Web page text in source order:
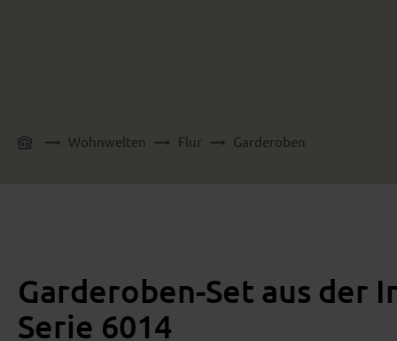
Wohnwelten Flur Garderoben
Garderoben-Set aus der
Serie 6014